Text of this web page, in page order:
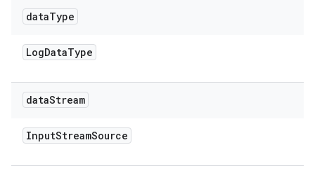
dataType
LogDataType
dataStream
InputStreamSource